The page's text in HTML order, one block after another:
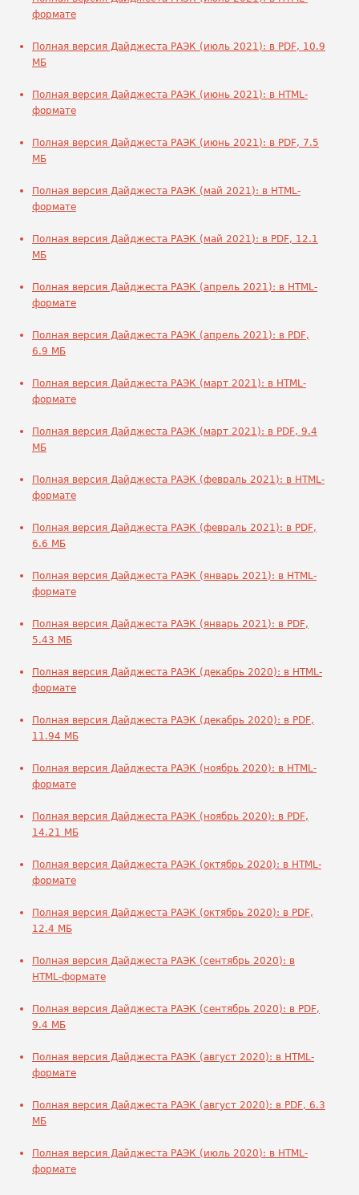
формате
Полная версия Дайджеста РАЭК (июль 2021): в PDF, 10.9
МБ
Полная версия Дайджеста РАЭК (июнь 2021): в HTML-
формате
Полная версия Дайджеста РАЭК (июнь 2021): в PDF, 7.5
МБ
Полная версия Дайджеста РАЭК (май 2021): в HTML-
формате
Полная версия Дайджеста РАЭК (май 2021): в PDF, 12.1
МБ
Полная версия Дайджеста РАЭК (апрель 2021): в HTML-
формате
Полная версия Дайджеста РАЭК (апрель 2021): в PDF,
6.9 МБ
Полная версия Дайджеста РАЭК (март 2021): в HTML-
формате
Полная версия Дайджеста РАЭК (март 2021): в PDF, 9.4
МБ
Полная версия Дайджеста РАЭК (февраль 2021): в HTML-
формате
Полная версия Дайджеста РАЭК (февраль 2021): в PDF,
6.6 МБ
Полная версия Дайджеста РАЭК (январь 2021): в HTML-
формате
Полная версия Дайджеста РАЭК (январь 2021): в PDF,
5.43 МБ
Полная версия Дайджеста РАЭК (декабрь 2020): в HTML-
формате
Полная версия Дайджеста РАЭК (декабрь 2020): в PDF,
11.94 МБ
Полная версия Дайджеста РАЭК (ноябрь 2020): в HTML-
формате
Полная версия Дайджеста РАЭК (ноябрь 2020): в PDF,
14.21 МБ
Полная версия Дайджеста РАЭК (октябрь 2020): в HTML-
формате
Полная версия Дайджеста РАЭК (октябрь 2020): в PDF,
12.4 МБ
Полная версия Дайджеста РАЭК (сентябрь 2020): в
HTML-формате
Полная версия Дайджеста РАЭК (сентябрь 2020): в PDF,
9.4 МБ
Полная версия Дайджеста РАЭК (август 2020): в HTML-
формате
Полная версия Дайджеста РАЭК (август 2020): в PDF, 6.3
МБ
Полная версия Дайджеста РАЭК (июль 2020): в HTML-
формате